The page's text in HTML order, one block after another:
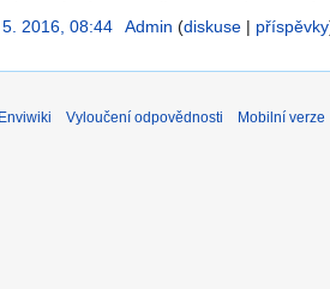
2016, 08:44 Admin diskuse příspěvky
Vyloučení odpovědnosti Mobilní verze